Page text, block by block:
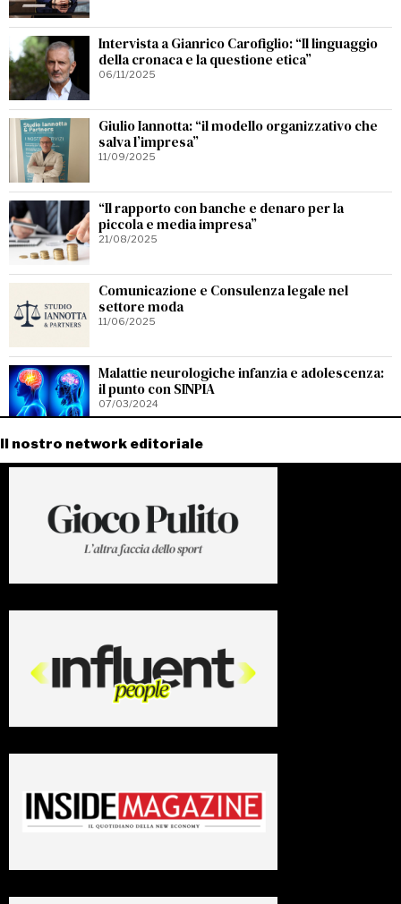
Intervista a Gianrico Carofiglio: “Il linguaggio
della cronaca e la questione etica”
06/11/2025
Giulio Iannotta: “il modello organizzativo che
salva l’impresa”
11/09/2025
“Il rapporto con banche e denaro per la
piccola e media impresa”
21/08/2025
Comunicazione e Consulenza legale nel
settore moda
11/06/2025
Malattie neurologiche infanzia e adolescenza:
il punto con SINPIA
07/03/2024
Il nostro network editoriale